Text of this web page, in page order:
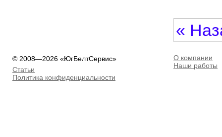
«
О компании
Наши работы
© 2008—2026 «ЮгБелтСервис»
Статьи
Политика конфиденциальности